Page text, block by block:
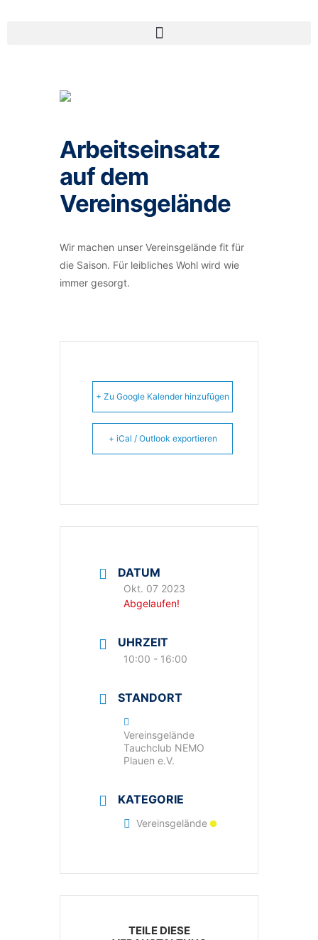
Arbeitseinsatz
auf dem
Vereinsgelände
Wir machen unser Vereinsgelände fit für
die Saison. Für leibliches Wohl wird wie
immer gesorgt.
+ Zu Google Kalender hinzufügen
+ iCal / Outlook exportieren
DATUM
Okt. 07 2023
Abgelaufen!
UHRZEIT
10:00 - 16:00
STANDORT
Vereinsgelände
Tauchclub NEMO
Plauen e.V.
KATEGORIE
Vereinsgelände
TEILE DIESE